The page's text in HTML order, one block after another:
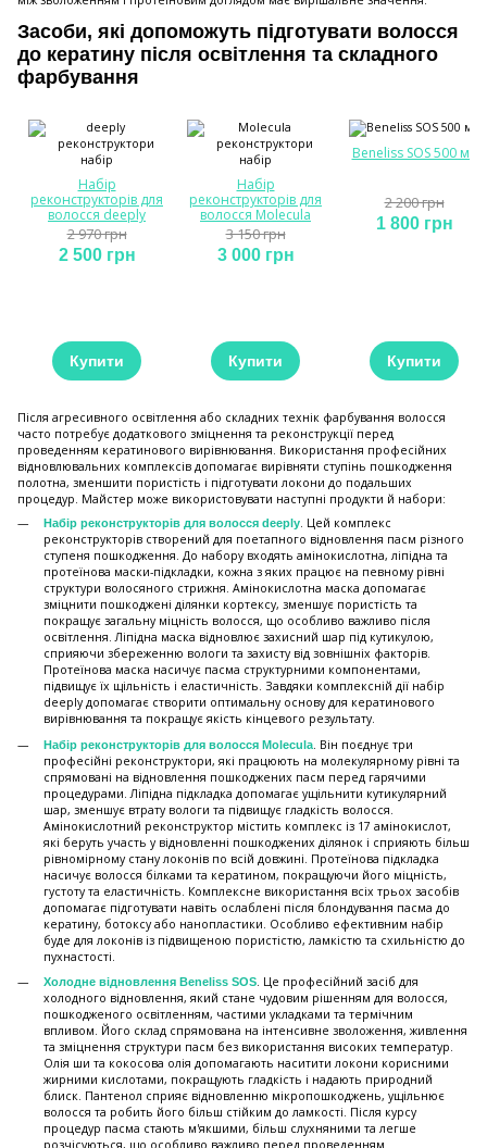
Засоби, які допоможуть підготувати волосся
до кератину після освітлення та складного
фарбування
Набір
реконструкторів для
волосся deeply
2 970 грн
2 500 грн
Купити
Набір
реконструкторів для
волосся Molecula
3 150 грн
3 000 грн
Купити
Beneliss SOS 500 мл
2 200 грн
1 800 грн
Купити
Після агресивного освітлення або складних технік фарбування волосся
часто потребує додаткового зміцнення та реконструкції перед
проведенням кератинового вирівнювання. Використання професійних
відновлювальних комплексів допомагає вирівняти ступінь пошкодження
полотна, зменшити пористість і підготувати локони до подальших
процедур. Майстер може використовувати наступні продукти й набори:
Набір реконструкторів для волосся deeply. Цей комплекс
реконструкторів створений для поетапного відновлення пасм різного
ступеня пошкодження. До набору входять амінокислотна, ліпідна та
протеїнова маски-підкладки, кожна з яких працює на певному рівні
структури волосяного стрижня. Амінокислотна маска допомагає
зміцнити пошкоджені ділянки кортексу, зменшує пористість та
покращує загальну міцність волосся, що особливо важливо після
освітлення. Ліпідна маска відновлює захисний шар під кутикулою,
сприяючи збереженню вологи та захисту від зовнішніх факторів.
Протеїнова маска насичує пасма структурними компонентами,
підвищує їх щільність і еластичність. Завдяки комплексній дії набір
deeply допомагає створити оптимальну основу для кератинового
вирівнювання та покращує якість кінцевого результату.
Набір реконструкторів для волосся Molecula . Він поєднує три
професійні реконструктори, які працюють на молекулярному рівні та
спрямовані на відновлення пошкоджених пасм перед гарячими
процедурами. Ліпідна підкладка допомагає ущільнити кутикулярний
шар, зменшує втрату вологи та підвищує гладкість волосся.
Амінокислотний реконструктор містить комплекс із 17 амінокислот,
які беруть участь у відновленні пошкоджених ділянок і сприяють більш
рівномірному стану локонів по всій довжині. Протеїнова підкладка
насичує волосся білками та кератином, покращуючи його міцність,
густоту та еластичність. Комплексне використання всіх трьох засобів
допомагає підготувати навіть ослаблені після блондування пасма до
кератину, ботоксу або нанопластики. Особливо ефективним набір
буде для локонів із підвищеною пористістю, ламкістю та схильністю до
пухнастості.
Холодне відновлення Beneliss SOS. Це професійний засіб для
холодного відновлення, який стане чудовим рішенням для волосся,
пошкодженого освітленням, частими укладками та термічним
впливом. Його склад спрямована на інтенсивне зволоження, живлення
та зміцнення структури пасм без використання високих температур.
Олія ши та кокосова олія допомагають наситити локони корисними
жирними кислотами, покращують гладкість і надають природний
блиск. Пантенол сприяє відновленню мікропошкоджень, ущільнює
волосся та робить його більш стійким до ламкості. Після курсу
процедур пасма стають м'якшими, більш слухняними та легше
розчісуються, що особливо важливо перед проведенням